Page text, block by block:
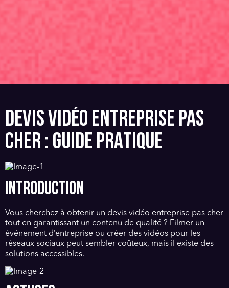
DEVIS VIDÉO ENTREPRISE PAS
CHER : GUIDE PRATIQUE
INTRODUCTION
Vous cherchez à obtenir un devis vidéo entreprise pas cher
tout en garantissant un contenu de qualité ? Filmer un
événement d’entreprise ou créer des vidéos pour les
réseaux sociaux peut sembler coûteux, mais il existe des
solutions accessibles.